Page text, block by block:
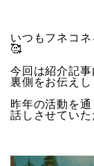
いつもフネコ
🥰
今回は紹介記
裏側をお伝えし
昨年の活動を
話しさせていた